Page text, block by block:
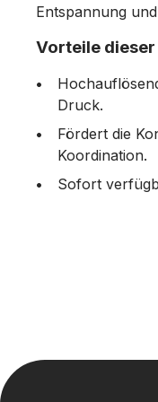
Entspannung
Vorteile
Druck.
Fördert die
Koordination.
Sofort